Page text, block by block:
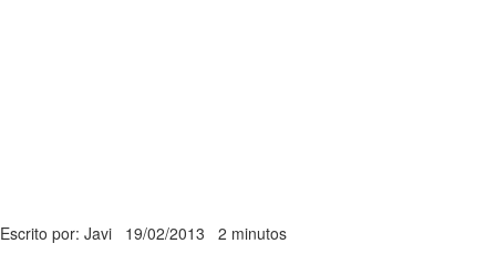
Escrito por: Javi 19/02/2013 2 minutos